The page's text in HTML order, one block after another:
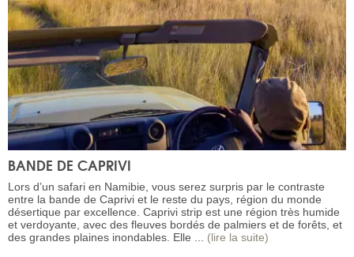
BANDE DE CAPRIVI
Lors d’un safari en Namibie, vous serez surpris par le contraste
entre la bande de Caprivi et le reste du pays, région du monde
désertique par excellence. Caprivi strip est une région très humide
et verdoyante, avec des fleuves bordés de palmiers et de forêts, et
des grandes plaines inondables. Elle ... (lire la suite)